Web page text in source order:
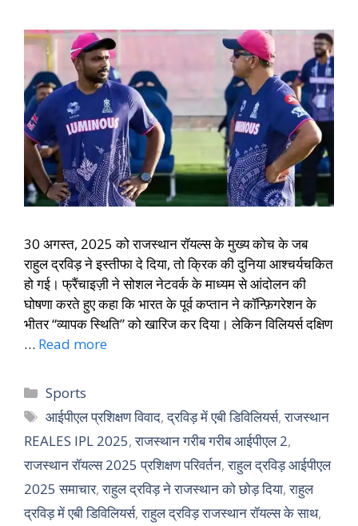
30 अगस्त, 2025 को राजस्थान रॉयल्स के मुख्य कोच के जब
राहुल द्रविड़ ने इस्तीफा दे दिया, तो क्रिक की दुनिया आश्चर्यचकित
हो गई। फ्रैंचाइज़ी ने सोशल नेटवर्क के माध्यम से आंदोलन की
घोषणा करते हुए कहा कि भारत के पूर्व कप्तान ने कॉन्फ़िगरेशन के
भीतर “व्यापक स्थिति” को खारिज कर दिया। लेकिन विलियर्स दक्षिण
… Read more
Sports
आईपीएल प्रशिक्षण विवाद,द्रविड़ में एबी डिविलियर्स,राजस्थान
REALES IPL 2025,राजस्थान गरीब गरीब आईपीएल 2,
राजस्थान रॉयल्स 2025 प्रशिक्षण परिवर्तन,राहुल द्रविड़ आईपीएल
2025 समाचार,राहुल द्रविड़ ने राजस्थान को छोड़ दिया,राहुल
द्रविड़ में एबी डिविलियर्स,राहुल द्रविड़ राजस्थान रॉयल्स के साथ,